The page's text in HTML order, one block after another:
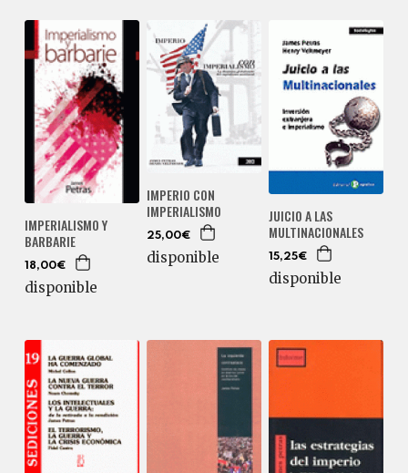
IMPERIALISMO Y
BARBARIE
18,00€
disponible
IMPERIO CON
IMPERIALISMO
25,00€
disponible
JUICIO A LAS
MULTINACIONALES
15,25€
disponible